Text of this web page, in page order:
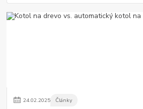
24.02.2025 Články